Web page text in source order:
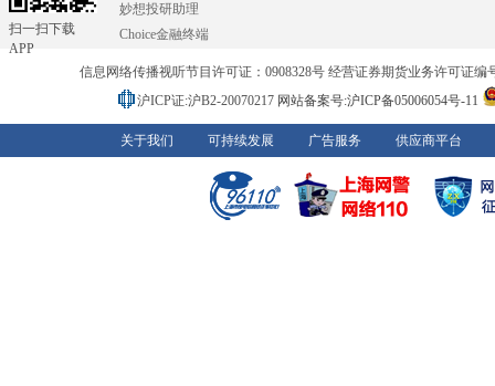
扫一扫下载
APP
妙想投研助理
Choice金融终端
信息网络传播视听节目许可证：0908328号 经营证券期货业务许可证编
沪ICP证:沪B2-20070217 网站备案号:沪ICP备05006054号-11
关于我们 可持续发展 广告服务 供应商平台